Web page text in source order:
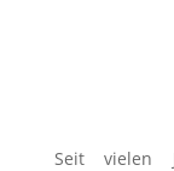
Seit vielen